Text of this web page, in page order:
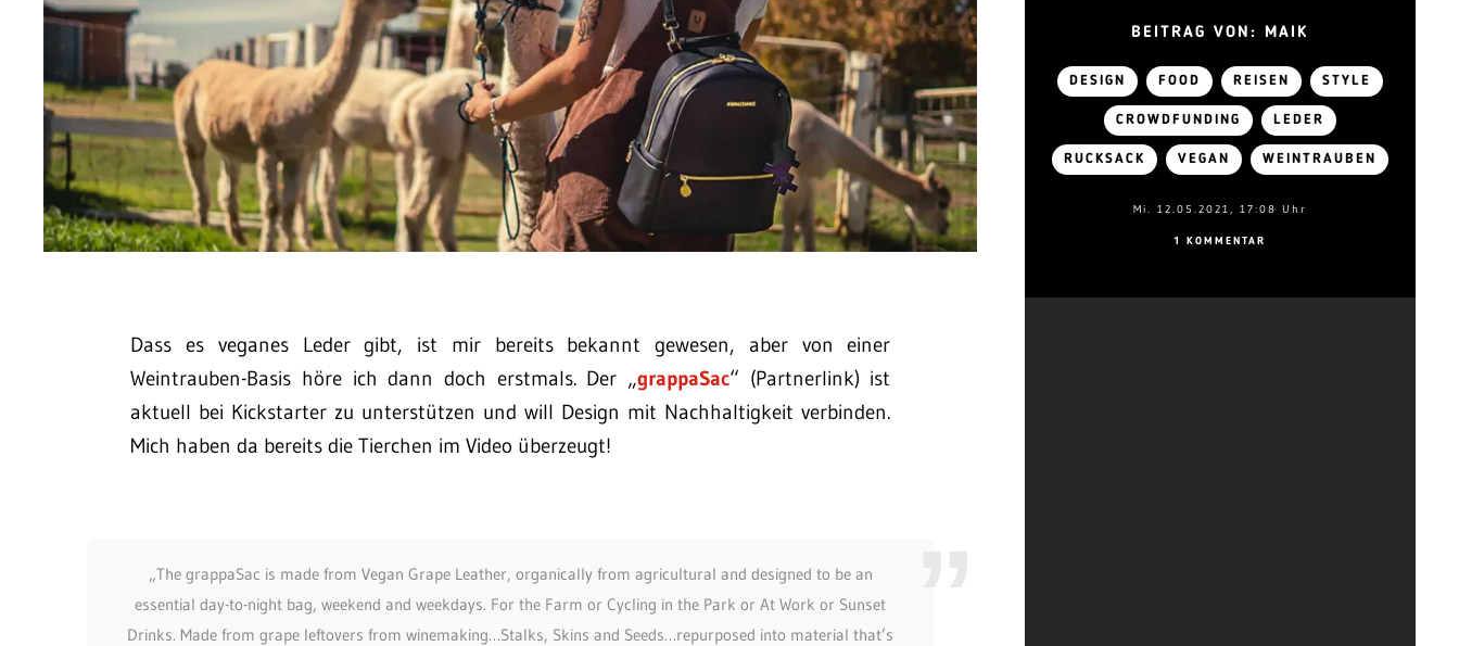
Dass es veganes Leder gibt, ist mir bereits bekannt gewesen, aber von einer
Weintrauben-Basis höre ich dann doch erstmals. Der „grappaSac“ (Partnerlink) ist
aktuell bei Kickstarter zu unterstützen und will Design mit Nachhaltigkeit verbinden.
Mich haben da bereits die Tierchen im Video überzeugt!
„The grappaSac is made from Vegan Grape Leather, organically from agricultural and designed to be an
essential day-to-night bag, weekend and weekdays. For the Farm or Cycling in the Park or At Work or Sunset
Drinks. Made from grape leftovers from winemaking…Stalks, Skins and Seeds…repurposed into material that’s
BEITRAG VON: MAIK
DESIGN FOOD REISEN STYLE
CROWDFUNDING LEDER
RUCKSACK VEGAN WEINTRAUBEN
Mi. 12.05.2021, 17:08 Uhr
1 KOMMENTAR